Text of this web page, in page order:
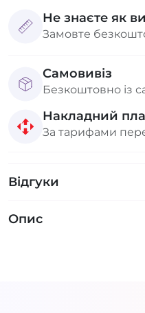
Не знаєте як
Замовте
Самовивіз
Безкоштовно із
Накладний
За тарифами
Відгуки
Опис